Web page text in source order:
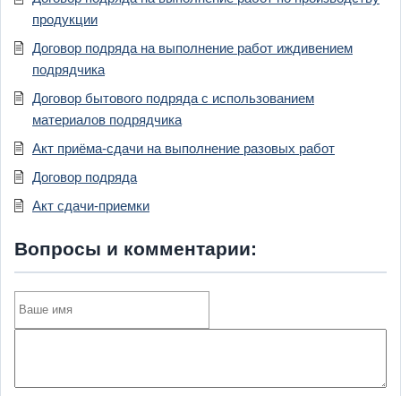
продукции
Договор подряда на выполнение работ иждивением
подрядчика
Договор бытового подряда с использованием
материалов подрядчика
Акт приёма-сдачи на выполнение разовых работ
Договор подряда
Акт сдачи-приемки
Вопросы и комментарии: